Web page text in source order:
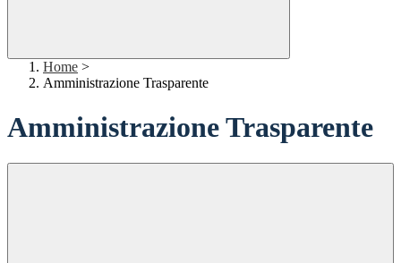
Home >
Amministrazione Trasparente
Amministrazione Trasparente